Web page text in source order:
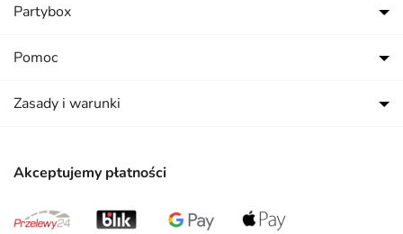
Akceptujemy płatności
Partybox
Pomoc
Zasady i warunki